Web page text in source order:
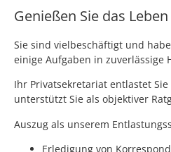
Genießen Sie das
Sie sind vielbeschäftigt und
einige Aufgaben in zuverlässige
Ihr Privatsekretariat entlastet
unterstützt Sie als objektiver
Auszug als unserem
Erledigung von